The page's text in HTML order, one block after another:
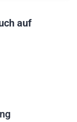
auf